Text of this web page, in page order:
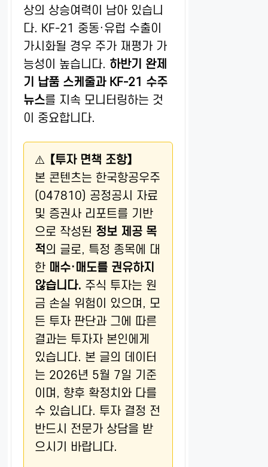
상의 상승여력이 남아 있습니
다. KF-21 중동·유럽 수출이
가시화될 경우 주가 재평가 가
능성이 높습니다. 하반기 완제
기 납품 스케줄과 KF-21 수주
뉴스를 지속 모니터링하는 것
이 중요합니다.
⚠️ 【투자 면책 조항】
본 콘텐츠는 한국항공우주
(047810) 공정공시 자료
및 증권사 리포트를 기반
으로 작성된 정보 제공 목
적의 글로, 특정 종목에 대
한 매수·매도를 권유하지
않습니다. 주식 투자는 원
금 손실 위험이 있으며, 모
든 투자 판단과 그에 따른
결과는 투자자 본인에게
있습니다. 본 글의 데이터
는 2026년 5월 7일 기준
이며, 향후 확정치와 다를
수 있습니다. 투자 결정 전
반드시 전문가 상담을 받
으시기 바랍니다.